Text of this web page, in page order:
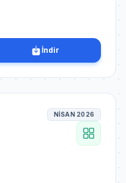
İndir
NİSAN 2026